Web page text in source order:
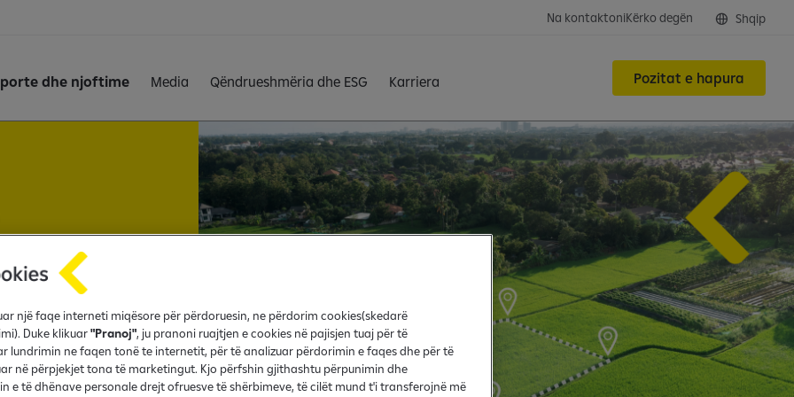
Na kontaktoniKërko degën Shqip
dhe njoftime Media Qëndrueshmëria dhe ESG Karriera Pozitat e hapura
një gamë
shitje, duke
hapësirat
të parë
në
një faqe interneti miqësore për përdoruesin, ne përdorim cookies(skedarë
Duke klikuar"Pranoj", ju pranoni ruajtjen e cookies në pajisjen tuaj për të
lundrimin ne faqen tonë te internetit, për të analizuar përdorimin e faqes dhe për të
në përpjekjet tona të marketingut. Kjo përfshin gjithashtu përpunimin dhe
e të dhënave personale drejt ofruesve të shërbimeve, të cilët mund t'i transferojnë më